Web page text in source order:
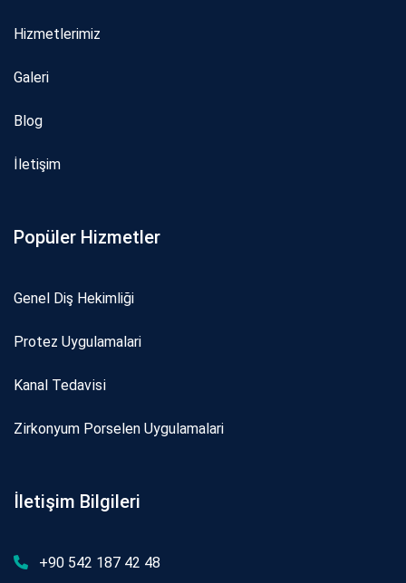
Hizmetlerimiz
Galeri
Blog
İletişim
Popüler Hizmetler
Genel Diş Hekimliği
Protez Uygulamalari
Kanal Tedavi̇si̇
Zi̇rkonyum Porselen Uygulamalari
İletişim Bilgileri
+90 542 187 42 48